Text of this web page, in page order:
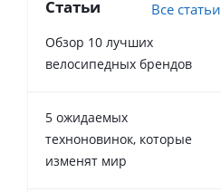
Статьи Все статьи
Обзор 10 лучших
велосипедных брендов
5 ожидаемых
техноновинок, которые
изменят мир